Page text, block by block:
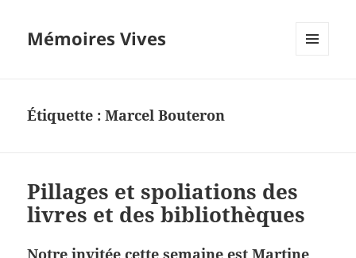
Mémoires Vives
Étiquette :Marcel Bouteron
Pillages et spoliations des
livres et des bibliothèques